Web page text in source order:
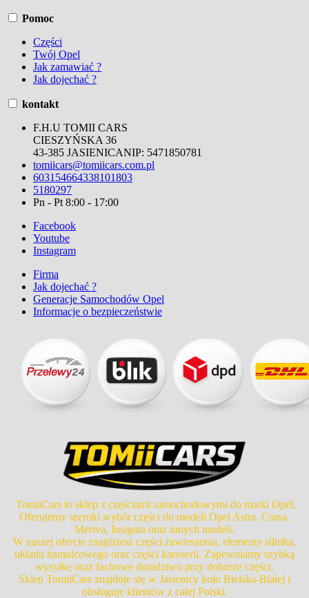
Pomoc
Części
Twój Opel
Jak zamawiać ?
Jak dojechać ?
kontakt
F.H.U TOMII CARS
CIESZYŃSKA 36
43-385 JASIENICANIP: 5471850781
tomiicars@tomiicars.com.pl
603154664338101803
5180297
Pn - Pt 8:00 - 17:00
Facebook
Youtube
Instagram
Firma
Jak dojechać ?
Generacje Samochodów Opel
Informacje o bezpieczeństwie
TomiiCars to sklep z częściami samochodowymi do marki Opel.
Oferujemy szeroki wybór części do modeli Opel Astra, Corsa,
Meriva, Insignia oraz innych modeli.
W naszej ofercie znajdziesz części zawieszenia, elementy silnika,
układu hamulcowego oraz części karoserii. Zapewniamy szybką
wysyłkę oraz fachowe doradztwo przy doborze części.
Sklep TomiiCars znajduje się w Jasienicy koło Bielska-Białej i
obsługuje klientów z całej Polski.